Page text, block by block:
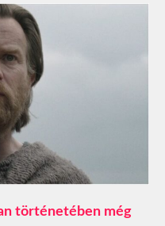
történetében még